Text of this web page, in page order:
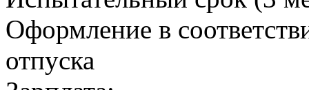
Оформление в
отпуска